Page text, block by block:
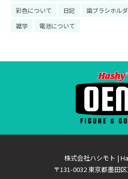
彩色について
日記 歯ブラシホル
雑学
電池について
株式会社ハシモト |
〒131-0032 東京都墨田